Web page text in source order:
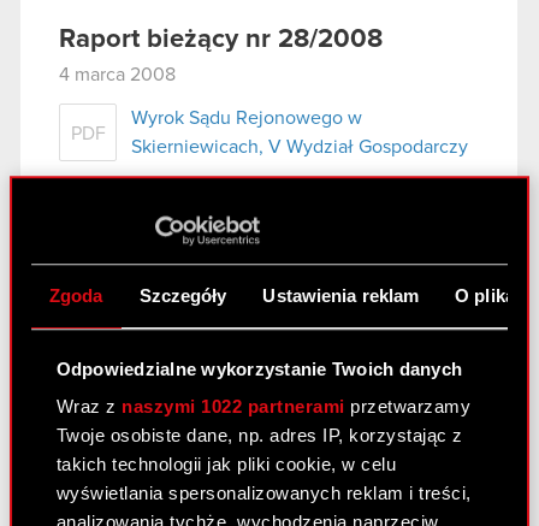
Zgoda Szczegóły Ustawienia reklam O
Odpowiedzialne wykorzystanie Twoich danych
Wraz z naszymi 1022 partnerami przetwarzamy
Twoje osobiste dane, np. adres IP, korzystając z
takich technologii jak pliki cookie, w celu
wyświetlania spersonalizowanych reklam i treści,
Raport bieżący nr 28/2008
4 marca 2008
PDF
Wyrok Sądu Rejonowego w
Skierniewicach, V Wydział Gospodarczy
Raport bieżący nr 27/2008
4 marca 2008
PDF
Raport bieżący nr 26/2008
4 marca 2008
Wniosek Spółki o odroczenie terminu